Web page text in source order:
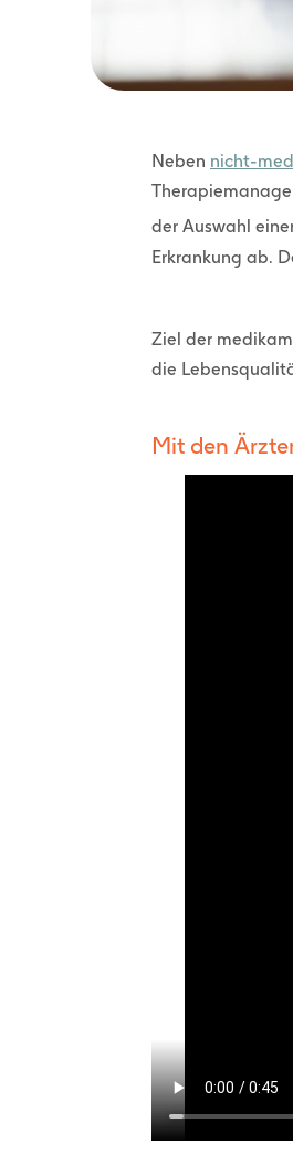
Neben nicht-
der Auswahl
Erkrankung ab.
Ziel der
die
Mit den